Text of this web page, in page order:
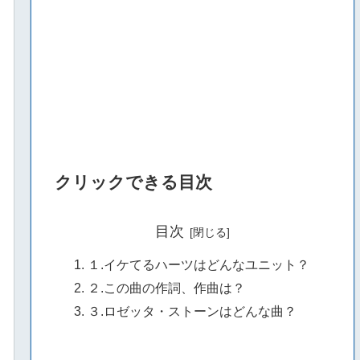
クリックできる目次
目次
１.イケてるハーツはどんなユニット？
２.この曲の作詞、作曲は？
３.ロゼッタ・ストーンはどんな曲？